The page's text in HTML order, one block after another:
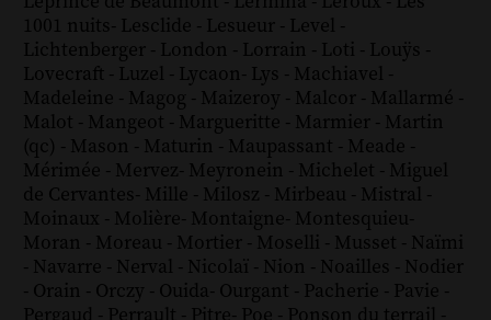
1001 nuits- Lesclide - Lesueur - Level -
Lichtenberger - London - Lorrain - Loti - Louÿs -
Lovecraft - Luzel - Lycaon- Lys - Machiavel -
Madeleine - Magog - Maizeroy - Malcor - Mallarmé -
Malot - Mangeot - Margueritte - Marmier - Martin
(qc) - Mason - Maturin - Maupassant - Meade -
Mérimée - Mervez- Meyronein - Michelet - Miguel
de Cervantes- Mille - Milosz - Mirbeau - Mistral -
Moinaux - Molière- Montaigne- Montesquieu-
Moran - Moreau - Mortier - Moselli - Musset - Naïmi
- Navarre - Nerval - Nicolaï - Nion - Noailles - Nodier
- Orain - Orczy - Ouida- Ourgant - Pacherie - Pavie -